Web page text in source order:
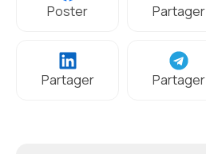
Poster Partager
Partager Partager